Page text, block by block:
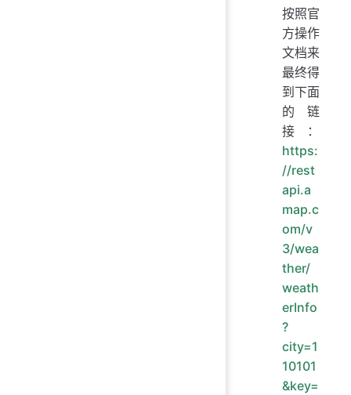
按照官
方操作
文档来
最终得
到下面
的链
接：
https:
//rest
api.a
map.c
om/v
3/wea
ther/
weath
erInfo
?
city=1
10101
&key=